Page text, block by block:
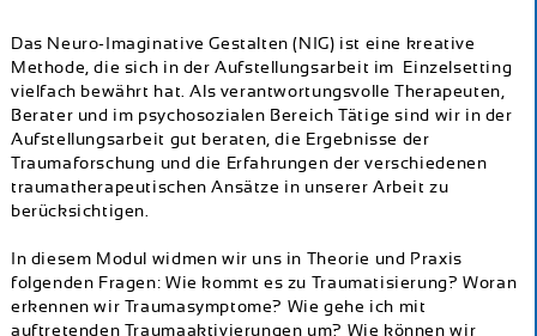
Das Neuro-Imaginative Gestalten (NIG) ist eine kreative
Methode, die sich in der Aufstellungsarbeit im Einzelsetting
vielfach bewährt hat. Als verantwortungsvolle Therapeuten,
Berater und im psychosozialen Bereich Tätige sind wir in der
Aufstellungsarbeit gut beraten, die Ergebnisse der
Traumaforschung und die Erfahrungen der verschiedenen
traumatherapeutischen Ansätze in unserer Arbeit zu
berücksichtigen.
In diesem Modul widmen wir uns in Theorie und Praxis
folgenden Fragen: Wie kommt es zu Traumatisierung? Woran
erkennen wir Traumasymptome? Wie gehe ich mit
auftretenden Traumaaktivierungen um? Wie können wir
Master
Überblick
Termine
Aktuelles
Peergroups
Links